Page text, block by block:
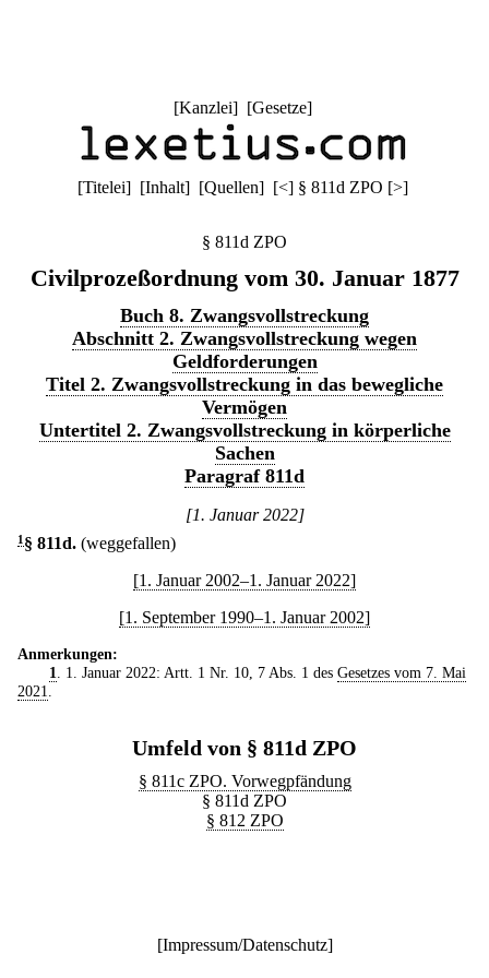
[Kanzlei] [Gesetze]
[Titelei] [Inhalt] [Quellen] [<] § 811d ZPO [>]
§ 811d ZPO
Civilprozeßordnung vom 30. Januar 1877
Buch 8. Zwangsvollstreckung
Abschnitt 2. Zwangsvollstreckung wegen
Geldforderungen
Titel 2. Zwangsvollstreckung in das bewegliche
Vermögen
Untertitel 2. Zwangsvollstreckung in körperliche
Sachen
Paragraf 811d
[1. Januar 2022]
1 § 811d. (weggefallen)
[1. Januar 2002–1. Januar 2022]
[1. September 1990–1. Januar 2002]
Anmerkungen:
1
. 1. Januar 2022: Artt. 1 Nr. 10, 7 Abs. 1 des Gesetzes vom 7. Mai
2021
Umfeld von § 811d ZPO
§ 811c ZPO. Vorwegpfändung
§ 811d ZPO
§ 812 ZPO
[Impressum/Datenschutz]